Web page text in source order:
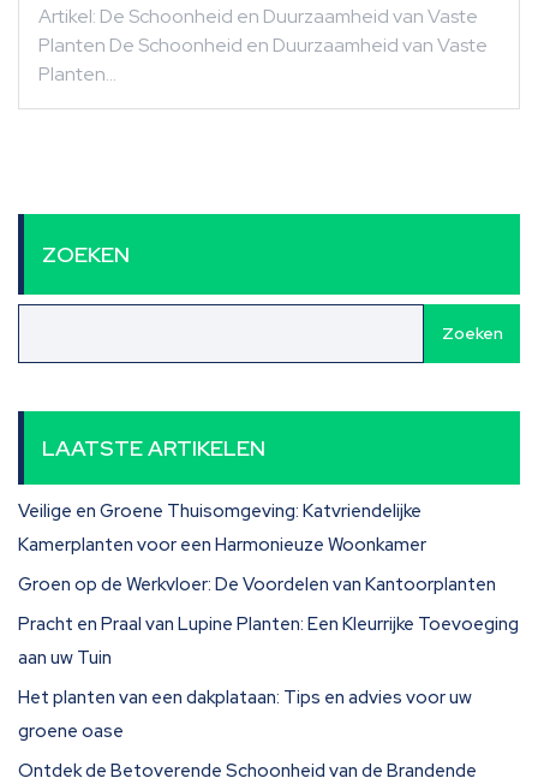
Artikel: De Schoonheid en Duurzaamheid van Vaste
Planten De Schoonheid en Duurzaamheid van Vaste
Planten…
ZOEKEN
Zoeken
LAATSTE ARTIKELEN
Veilige en Groene Thuisomgeving: Katvriendelijke
Kamerplanten voor een Harmonieuze Woonkamer
Groen op de Werkvloer: De Voordelen van Kantoorplanten
Pracht en Praal van Lupine Planten: Een Kleurrijke Toevoeging
aan uw Tuin
Het planten van een dakplataan: Tips en advies voor uw
groene oase
Ontdek de Betoverende Schoonheid van de Brandende